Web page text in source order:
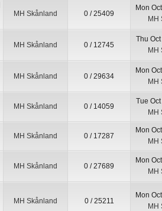
MH Skånland 0 / 25409
Mon
MH
MH Skånland 0 / 12745
Thu
MH
MH Skånland 0 / 29634
Mon
MH
MH Skånland 0 / 14059
Tue
MH
MH Skånland 0 / 17287
Mon
MH
MH Skånland 0 / 27689
Mon
MH
MH Skånland 0 / 25211
Mon
MH